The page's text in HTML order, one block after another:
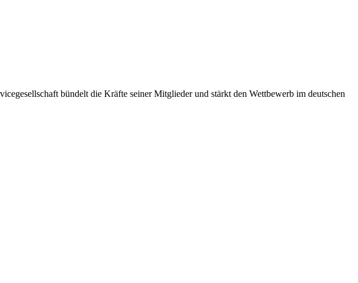
bündelt die Kräfte seiner Mitglieder und stärkt den Wettbewerb im deutschen